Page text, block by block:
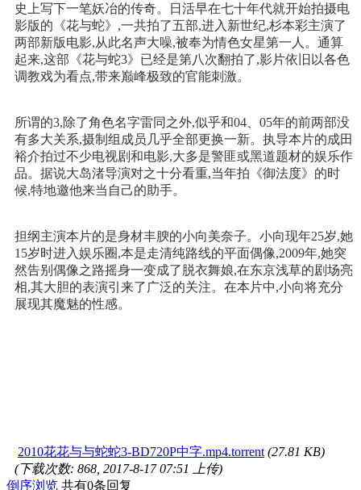
史上写下一笔妖冶的传奇。日活早在七十年代就开始拍摄电
影版的《花与蛇》,一共拍了五部,进入新世纪,杉本彩主演了
两部新版电影,从此名声大噪,被奉为情色女星第一人。通算
起来,这部《花与蛇3》已经是第八次翻拍了,影片依旧以各色
调教戏为看点,带来巅峰极致的官能刺激。
所谓的3,除了角色名字雷同之外,似乎和04、05年的前两部没
有多大关系,摄制组成员几乎全部更换一新。执导本片的成田
裕介拍过不少电视剧和电影,大多是警匪或黑道题材的娱乐作
品。据说大岛渚导演对之十分看重,当年拍《御法度》的时
候,特地邀他来当自己的助手。
担纲主演本片的是身材丰腴的小向美奈子。小向现年25岁,她
15岁时进入娱乐圈,本是走清纯路线的平面偶像,2009年,她突
然告别偶像之路摇身一变成了脱衣舞娘,在东京浅草的剧场亮
相,其大胆的表演引来了广泛的关注。在本片中,小向将充分
展现其魔魅的性感。
2010花花与与蛇蛇3-BD720P中字.mp4.torrent (27.81 KB)
(下载次数: 868, 2017-8-17 07:51 上传)
倒序浏览 共有0条回复